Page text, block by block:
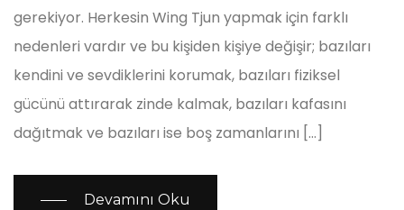
gerekiyor. Herkesin Wing Tjun yapmak için farklı
nedenleri vardır ve bu kişiden kişiye değişir; bazıları
kendini ve sevdiklerini korumak, bazıları fiziksel
gücünü attırarak zinde kalmak, bazıları kafasını
dağıtmak ve bazıları ise boş zamanlarını […]
Devamını Oku